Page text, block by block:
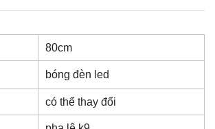
80cm
bóng đèn led
có thể thay đổi